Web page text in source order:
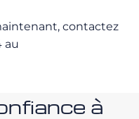
contactez
au
à